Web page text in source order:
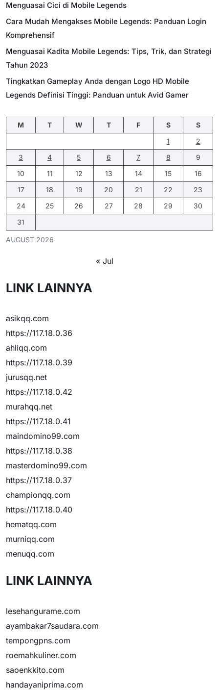
Menguasai Cici di Mobile Legends
Cara Mudah Mengakses Mobile Legends: Panduan Login
Komprehensif
Menguasai Kadita Mobile Legends: Tips, Trik, dan Strategi
Tahun 2023
Tingkatkan Gameplay Anda dengan Logo HD Mobile
Legends Definisi Tinggi: Panduan untuk Avid Gamer
AUGUST 2026
M T W T F S
S
1
2
3
4 5 6 7 8
9
10
11 12 13 14 15
16
17
18 19 20 21 22
23
24
25 26 27 28 29
30
31
« Jul
LINK LAINNYA
asikqq.com
https://117.18.0.36
ahliqq.com
https://117.18.0.39
jurusqq.net
https://117.18.0.42
murahqq.net
https://117.18.0.41
maindomino99.com
https://117.18.0.38
masterdomino99.com
https://117.18.0.37
championqq.com
https://117.18.0.40
hematqq.com
murniqq.com
menuqq.com
LINK LAINNYA
lesehangurame.com
ayambakar7saudara.com
tempongpns.com
roemahkuliner.com
saoenkkito.com
handayaniprima.com